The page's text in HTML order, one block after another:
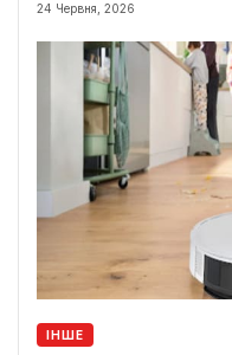
24 Червня, 2026
ІНШЕ